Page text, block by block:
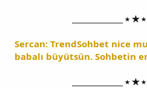
______________ ⭑ ★ ⭑
Sercan: TrendSohbet nice
babalı büyütsün. Sohbetin
______________ ⭑ ★ ⭑